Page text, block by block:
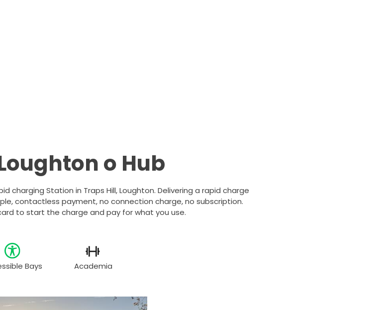
o Hub
charging Station in Traps Hill, Loughton. Delivering a rapid charge
contactless payment, no connection charge, no subscription.
to start the charge and pay for what you use.
Bays Academia